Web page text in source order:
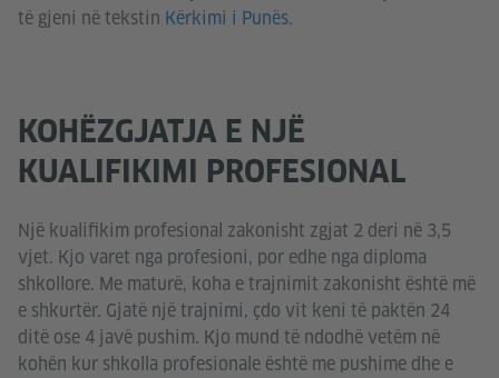
të gjeni në tekstin Kërkimi i Punës.
KOHËZGJATJA E NJË
KUALIFIKIMI PROFESIONAL
Një kualifikim profesional zakonisht zgjat 2 deri në 3,5
vjet. Kjo varet nga profesioni, por edhe nga diploma
shkollore. Me maturë, koha e trajnimit zakonisht është më
e shkurtër. Gjatë një trajnimi, çdo vit keni të paktën 24
ditë ose 4 javë pushim. Kjo mund të ndodhë vetëm në
kohën kur shkolla profesionale është me pushime dhe e